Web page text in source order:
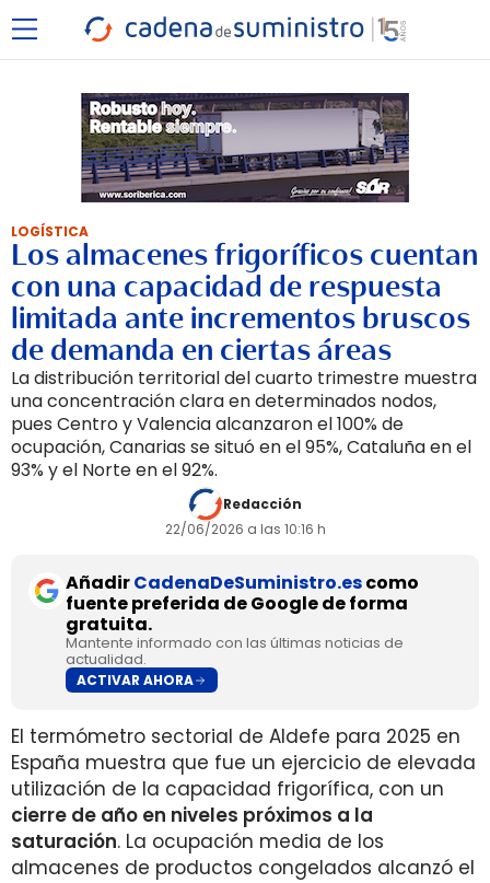
LOGÍSTICA
Los almacenes frigoríficos cuentan
con una capacidad de respuesta
limitada ante incrementos bruscos
de demanda en ciertas áreas
La distribución territorial del cuarto trimestre muestra
una concentración clara en determinados nodos,
pues Centro y Valencia alcanzaron el 100% de
ocupación, Canarias se situó en el 95%, Cataluña en el
93% y el Norte en el 92%.
Redacción
22/06/2026 a las 10:16 h
AñadirCadenaDeSuministro.escomo
fuente preferida de Google de forma
gratuita.
Mantente informado con las últimas noticias de
actualidad.
ACTIVAR AHORA
El termómetro sectorial de Aldefe para 2025 en
España muestra que fue un ejercicio de elevada
utilización de la capacidad frigorífica, con un
cierre de año en niveles próximos a la
saturación. La ocupación media de los
almacenes de productos congelados alcanzó el